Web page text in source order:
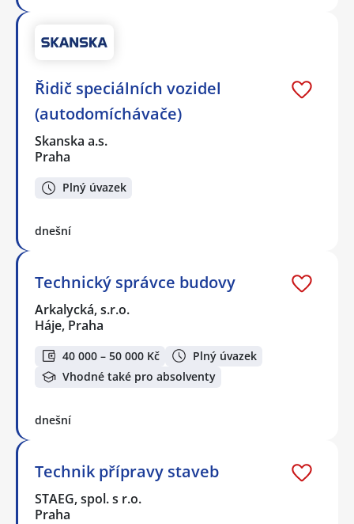
Řidič speciálních vozidel
(autodomíchávače)
Skanska a.s.
Praha
Plný úvazek
dnešní
Technický správce budovy
Arkalycká, s.r.o.
Háje, Praha
40 000 – 50 000 Kč
Plný úvazek
Vhodné také pro absolventy
dnešní
Technik přípravy staveb
STAEG, spol. s r.o.
Praha